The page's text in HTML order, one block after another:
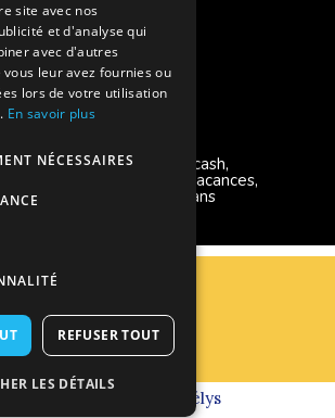
SUPERNOVA
acceptés
Espèces, Mandats cash,
général, Chèques vacances,
Prise en charge reçu sans
Plan du site
Espace Professionnels
Vackélys
site avec nos
et d'analyse qui
avec d'autres
leur avez fournies ou
lors de votre utilisation
En savoir plus
NÉCESSAIRES
REFUSER TOUT
LES DÉTAILS